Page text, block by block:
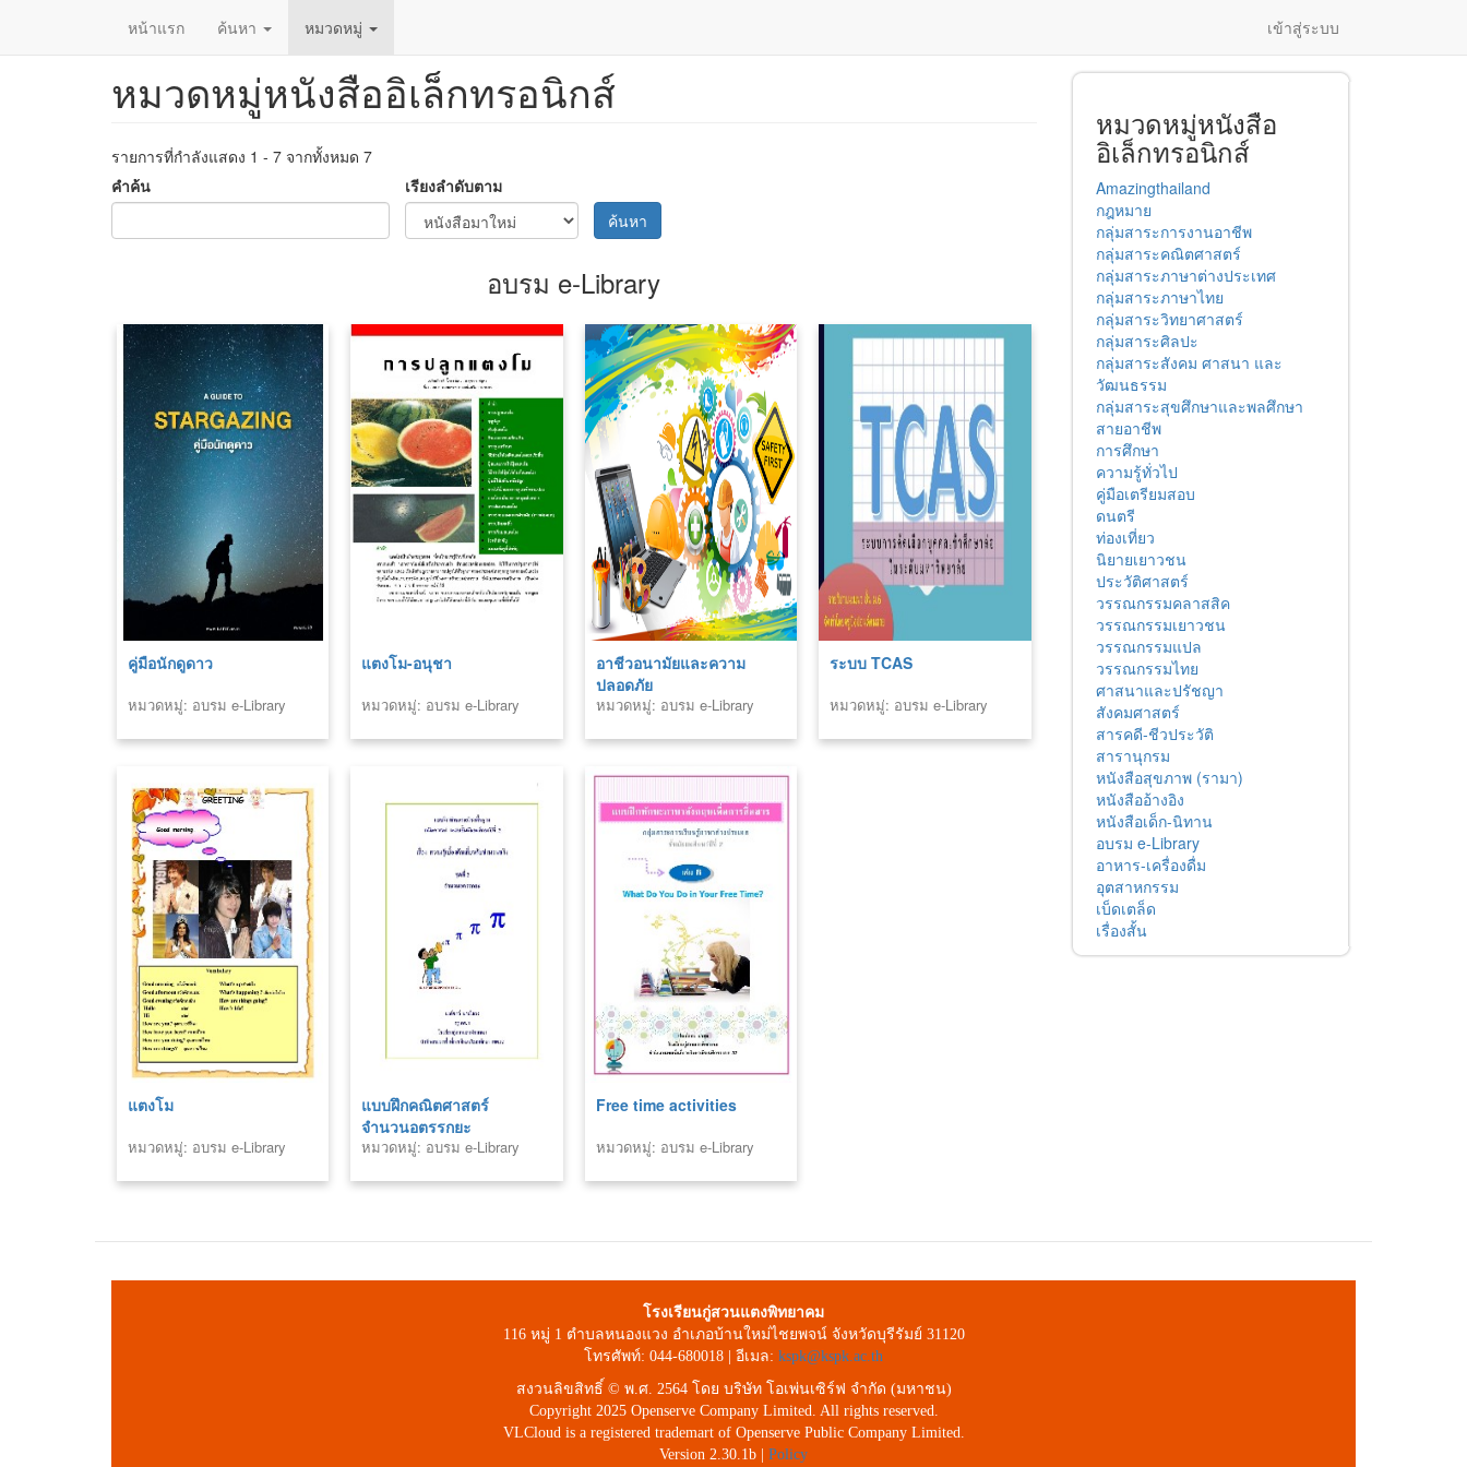
หน้าแรก ค้นหา หมวดหมู่ เข้าสู่ระบบ
หมวดหมู่หนังสืออิเล็กทรอนิกส์
รายการที่กำลังแสดง 1 - 7 จากทั้งหมด 7
คำค้น
เรียงลำดับตาม
ค้นหา
อบรม e-Library
คู่มือนักดูดาว
หมวดหมู่: อบรม e-Library
แตงโม-อนุชา
หมวดหมู่: อบรม e-Library
อาชีวอนามัยและความ
ปลอดภัย
หมวดหมู่: อบรม e-Library
ระบบ TCAS
หมวดหมู่: อบรม e-Library
แตงโม
หมวดหมู่: อบรม e-Library
แบบฝึกคณิตศาสตร์
จำนวนอตรรกยะ
หมวดหมู่: อบรม e-Library
Free time activities
หมวดหมู่: อบรม e-Library
หมวดหมู่หนังสือ
อิเล็กทรอนิกส์
Amazingthailand
กฎหมาย
กลุ่มสาระการงานอาชีพ
กลุ่มสาระคณิตศาสตร์
กลุ่มสาระภาษาต่างประเทศ
กลุ่มสาระภาษาไทย
กลุ่มสาระวิทยาศาสตร์
กลุ่มสาระศิลปะ
กลุ่มสาระสังคม ศาสนา และ
วัฒนธรรม
กลุ่มสาระสุขศึกษาและพลศึกษา
สายอาชีพ
การศึกษา
ความรู้ทั่วไป
คู่มือเตรียมสอบ
ดนตรี
ท่องเที่ยว
นิยายเยาวชน
ประวัติศาสตร์
วรรณกรรมคลาสสิค
วรรณกรรมเยาวชน
วรรณกรรมแปล
วรรณกรรมไทย
ศาสนาและปรัชญา
สังคมศาสตร์
สารคดี-ชีวประวัติ
สารานุกรม
หนังสือสุขภาพ (รามา)
หนังสืออ้างอิง
หนังสือเด็ก-นิทาน
อบรม e-Library
อาหาร-เครื่องดื่ม
อุตสาหกรรม
เบ็ดเตล็ด
เรื่องสั้น
โรงเรียนกู่สวนแตงพิทยาคม
116 หมู่ 1 ตำบลหนองแวง อำเภอบ้านใหม่ไชยพจน์ จังหวัดบุรีรัมย์ 31120
โทรศัพท์: 044-680018 | อีเมล: kspk@kspk.ac.th
สงวนลิขสิทธิ์ © พ.ศ. 2564 โดย บริษัท โอเพ่นเซิร์ฟ จำกัด (มหาชน)
Copyright 2025 Openserve Company Limited. All rights reserved.
VLCloud is a registered trademart of Openserve Public Company Limited.
Version 2.30.1b | Policy